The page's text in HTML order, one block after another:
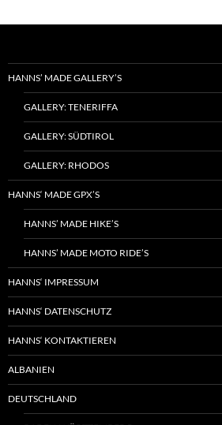
HANNS’ MADE GALLERY’S
GALLERY: TENERIFFA
GALLERY: SÜDTIROL
GALLERY: RHODOS
HANNS‘ MADE GPX’S
HANNS’ MADE HIKE’S
HANNS’ MADE MOTO RIDE’S
HANNS‘ IMPRESSUM
HANNS‘ DATENSCHUTZ
HANNS‘ KONTAKTIEREN
ALBANIEN
DEUTSCHLAND